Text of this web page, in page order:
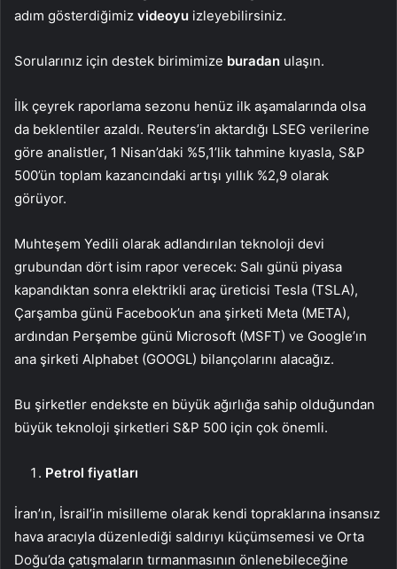
adım gösterdiğimiz videoyu izleyebilirsiniz.
Sorularınız için destek birimimize buradan ulaşın.
İlk çeyrek raporlama sezonu henüz ilk aşamalarında olsa
da beklentiler azaldı. Reuters’in aktardığı LSEG verilerine
göre analistler, 1 Nisan’daki %5,1’lik tahmine kıyasla, S&P
500’ün toplam kazancındaki artışı yıllık %2,9 olarak
görüyor.
Muhteşem Yedili olarak adlandırılan teknoloji devi
grubundan dört isim rapor verecek: Salı günü piyasa
kapandıktan sonra elektrikli araç üreticisi Tesla (TSLA),
Çarşamba günü Facebook’un ana şirketi Meta (META),
ardından Perşembe günü Microsoft (MSFT) ve Google’ın
ana şirketi Alphabet (GOOGL) bilançolarını alacağız.
Bu şirketler endekste en büyük ağırlığa sahip olduğundan
büyük teknoloji şirketleri S&P 500 için çok önemli.
Petrol fiyatları
İran’ın, İsrail’in misilleme olarak kendi topraklarına insansız
hava aracıyla düzenlediği saldırıyı küçümsemesi ve Orta
Doğu’da çatışmaların tırmanmasının önlenebileceğine